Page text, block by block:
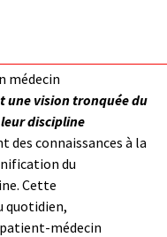
médecin
une vision tronquée du
discipline
des connaissances à la
du
Cette
quotidien,
médecin